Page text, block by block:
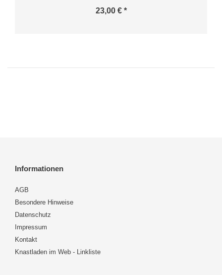
23,00 € *
Informationen
AGB
Besondere Hinweise
Datenschutz
Impressum
Kontakt
Knastladen im Web - Linkliste